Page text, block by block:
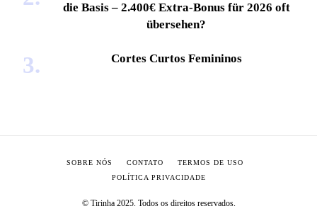
die Basis – 2.400€ Extra-Bonus für 2026 oft
übersehen?
Cortes Curtos Femininos
© Tirinha 2025. Todos os direitos reservados.
SOBRE NÓS CONTATO
TERMOS DE USO
POLÍTICA PRIVACIDADE